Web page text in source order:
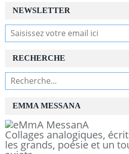
NEWSLETTER
RECHERCHE
EMMA MESSANA
Collages analogiques,
les grands, poésie et un